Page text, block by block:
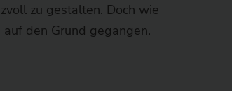
zu gestalten. Doch wie
den Grund gegangen.